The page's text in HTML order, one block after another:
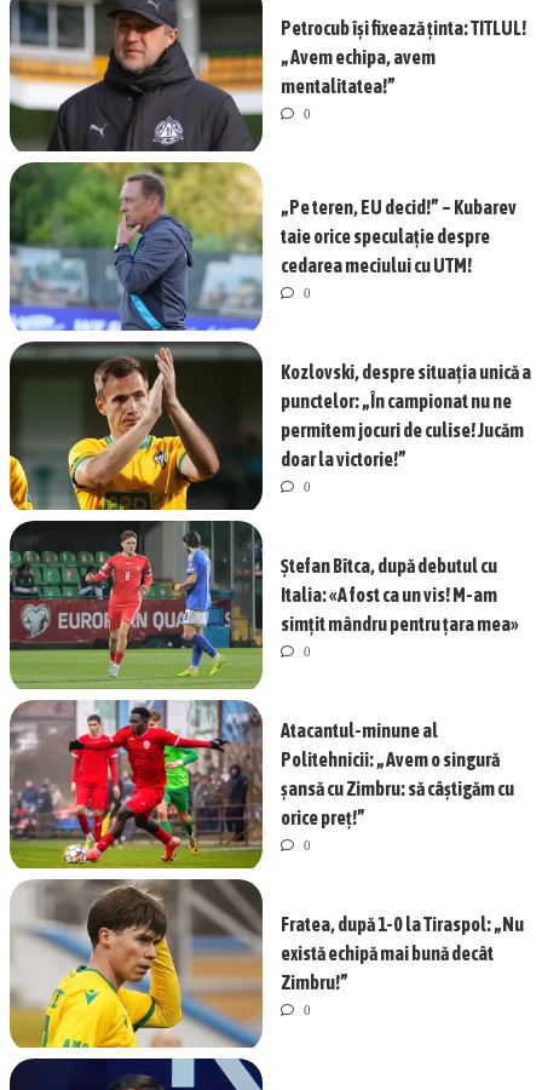
Petrocub își fixează ținta: TITLUL!
„Avem echipa, avem
mentalitatea!”
0
„Pe teren, EU decid!” – Kubarev
taie orice speculație despre
cedarea meciului cu UTM!
0
Kozlovski, despre situația unică a
punctelor: „În campionat nu ne
permitem jocuri de culise! Jucăm
doar la victorie!”
0
Ștefan Bîtca, după debutul cu
Italia: «A fost ca un vis! M-am
simțit mândru pentru țara mea»
0
Atacantul-minune al
Politehnicii: „Avem o singură
șansă cu Zimbru: să câștigăm cu
orice preț!”
0
Fratea, după 1-0 la Tiraspol: „Nu
există echipă mai bună decât
Zimbru!”
0